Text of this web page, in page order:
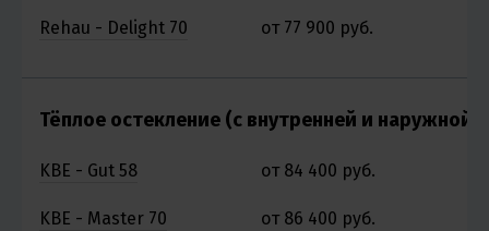
Rehau - Delight 70 от 77 900 руб.
Тёплое остекление (с внутренней и наружной
KBE - Gut 58 от 84 400 руб.
KBE - Master 70 от 86 400 руб.